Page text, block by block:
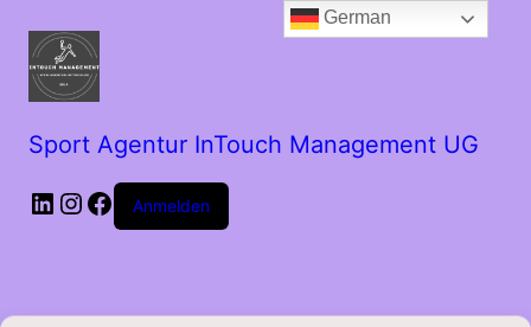
Sport Agentur InTouch Management UG
LinkedInInstagram
Facebook
Anmelden
German